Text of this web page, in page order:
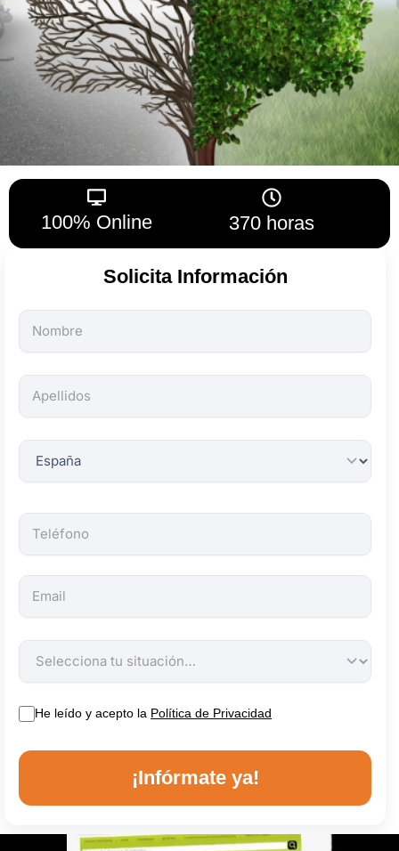
100% Online 370 horas
Solicita Información
Todos
los
son
obligatorios.
He leído y acepto la Política de Privacidad
¡Infórmate ya!